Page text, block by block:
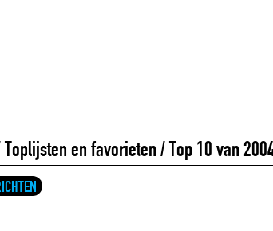
Toplijsten en favorieten/Top 10 van